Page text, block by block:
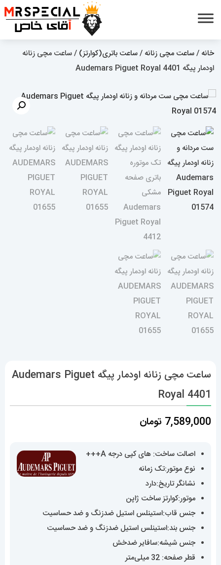
خانه /ساعت مچی زنانه /ساعت باتری(کوارتز) / ساعت مچی زنانه
اودمار پیگه Audemars Piguet Royal 4401
ساعت مچی زنانه اودمار پیگه Audemars Piguet
Royal 4401
7,589,000 تومان
اصالت ساخت: های کپی درجه A+++
نوع موتور:تک زمانه
نشانگر تاریخ:دارد
موتور:کوارتز ساخت ژاپن
جنس قاب:استینلس استیل ضدزنگ و ضد حساسیت
جنس بند:استینلس استیل ضدزنگ و ضد حساسیت
جنس شیشه:سافایر ضدخش
قطر صفحه: 32 میلی‌متر